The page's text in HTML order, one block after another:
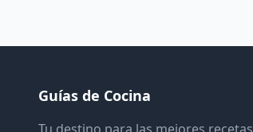
Guías de Cocina